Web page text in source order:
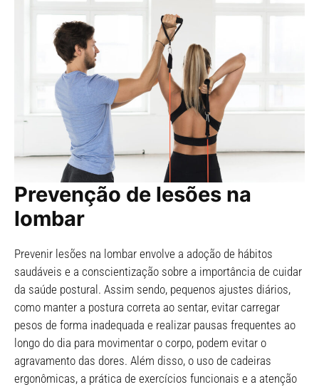
Prevenção de lesões na
lombar
Prevenir lesões na lombar envolve a adoção de hábitos
saudáveis e a conscientização sobre a importância de cuidar
da saúde postural. Assim sendo, pequenos ajustes diários,
como manter a postura correta ao sentar, evitar carregar
pesos de forma inadequada e realizar pausas frequentes ao
longo do dia para movimentar o corpo, podem evitar o
agravamento das dores. Além disso, o uso de cadeiras
ergonômicas, a prática de exercícios funcionais e a atenção